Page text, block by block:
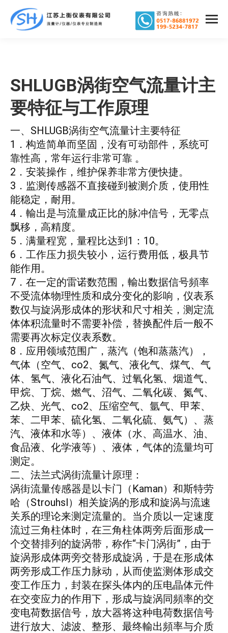
SHLUGB涡街空气流量计主
要特征与工作原理
一、SHLUGB涡街空气流量计主要特征
1．构造简单而坚固，没有可动部件，系统可
靠性高，常年运行非常可靠 。
2．安装操作，维护保养非常方便快捷。
3．监测传感器不直接碰到被测介质，使用性
能稳定，耐用。
4．輸出是与流量成正比的脉冲信号，无零点
飘移，高精度。
5．满量程宽，量程比达到1：10。
6．工作压力损失较小，运行费用低，极具节
能作用。
7．在一定的雷诺数范围，輸出数据信号頻率
不受流体物理性质和成分变化的影响，仪表系
数仅与旋涡形成体的形状和尺寸相关，测定流
体体积流量时不需要补偿，替换配件后一般不
需要再次标定仪表系数。
8．应用领域范围广，蒸汽（饱和蒸蒸汽），
气体（空气、co2、氮气、液化气、煤气、气
体、氢气、液化石油气、过氧化氢、烟道气、
甲烷、丁烷、燃气、沼气、二氧化碳、氮气、
乙炔、光气、co2、压缩空气、氩气、甲苯、
苯、二甲苯、硫化氢、二氧化硫、氨气）、蒸
汽、液体和水等）、液体（水、高温水、油、
食品液、化学液等）、液体，气体的流量均可
测定。
二、法兰式涡街流量计原理：
涡街流量传感器是以卡门（Kaman）和斯特劳
哈（Strouhsl）相关旋涡的形成和旋涡与流速
关系的理论来测定流量的。当介质以一定速度
流过三角柱体时，在三角柱体两旁后面形成一
个交替排列的旋涡带，称作“卡门涡街”，由于
旋涡形成体两旁交替形成旋涡，于是在形成体
两旁形成工作压力脉动，从而使监测体形成交
变工作压力，封装在探头体内的压电晶体元件
在交变应力的作用下，形成与旋涡同頻率的交
变电荷数据信号，放大器将这种电荷数据信号
进行放大、滤波、整形、最终輸出頻率与介质